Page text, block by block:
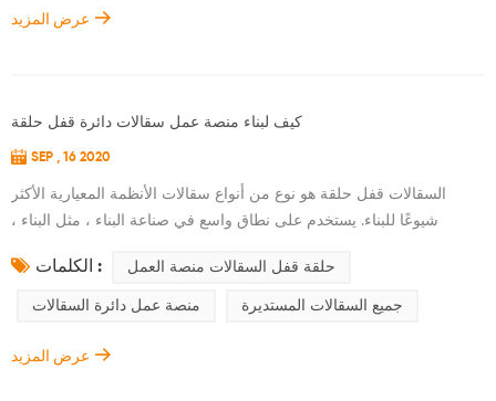
عرض المزيد
كيف لبناء منصة عمل سقالات دائرة قفل حلقة
SEP , 16 2020
السقالات قفل حلقة هو نوع من أنواع سقالات الأنظمة المعيارية الأكثر
شيوعًا للبناء. يستخدم على نطاق واسع في صناعة البناء ، مثل البناء ،
محطة توليد الطاقة ، إلخ. . في بناء محطة الطاقة الهيدروليكية ، تُبنى
مولدات التوربينات الهيدروليكية عادةً في خزانات العمود ، ثم نحتاج إلى
الكلمات : حلقة قفل السقالات منصة العمل
منصة عمل دائرة السقالات جميع السقالات المستديرة
عرض المزيد